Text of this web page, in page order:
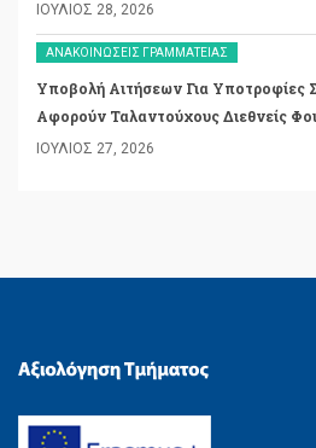
ΙΟΎΛΙΟΣ 28, 2026
ΑΝΑΚΟΙΝΏΣΕΙΣ ΓΡΑΜΜΑΤΕΊΑΣ
Υποβολή Αιτήσεων Για Υποτροφίες
Αφορούν Ταλαντούχους Διεθνείς
ΙΟΎΛΙΟΣ 27, 2026